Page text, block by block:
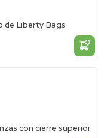
de Liberty Bags
con cierre superior